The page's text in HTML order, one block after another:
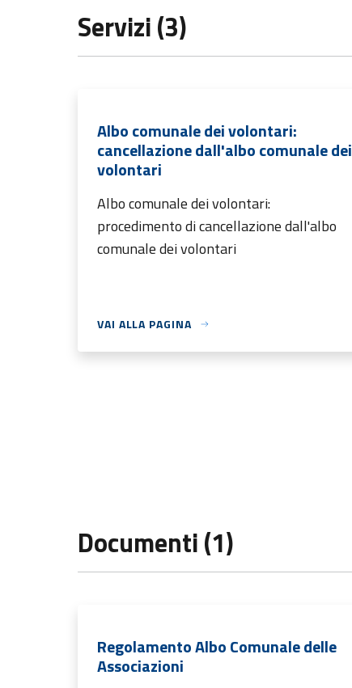
Servizi (3)
Albo comunale dei volontari:
cancellazione dall'albo comunale dei
volontari
Albo comunale dei volontari:
procedimento di cancellazione dall'albo
comunale dei volontari
VAI ALLA PAGINA
Documenti (1)
Regolamento Albo Comunale delle
Associazioni